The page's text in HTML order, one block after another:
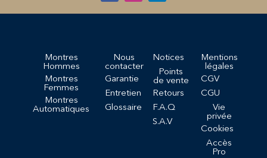
Montres
Hommes
Montres
Femmes
Montres
Automatiques
Nous
contacter
Garantie
Entretien
Glossaire
Notices
Points
de vente
Retours
F.A.Q
S.A.V
Mentions
légales
CGV
CGU
Vie
privée
Cookies
Accès
Pro